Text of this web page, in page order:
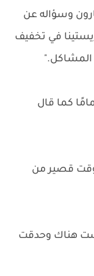
وسؤاله عن
في تخفيف
المشاكل."
كما قال
قصير من
هناك وحدقت